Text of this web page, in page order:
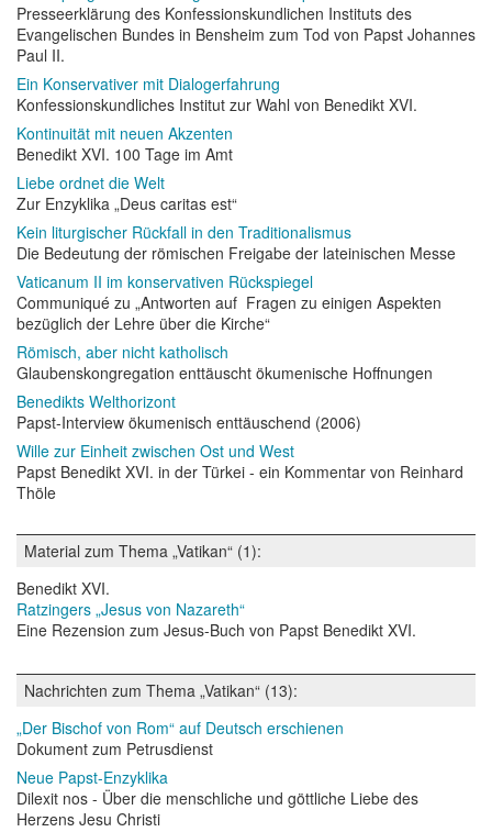
Presseerklärung des Konfessionskundlichen Instituts des
Evangelischen Bundes in Bensheim zum Tod von Papst Johannes
Paul II.
Ein Konservativer mit Dialogerfahrung
Konfessionskundliches Institut zur Wahl von Benedikt XVI.
Kontinuität mit neuen Akzenten
Benedikt XVI. 100 Tage im Amt
Liebe ordnet die Welt
Zur Enzyklika „Deus caritas est“
Kein liturgischer Rückfall in den Traditionalismus
Die Bedeutung der römischen Freigabe der lateinischen Messe
Vaticanum II im konservativen Rückspiegel
Communiqué zu „Antworten auf Fragen zu einigen Aspekten
bezüglich der Lehre über die Kirche“
Römisch, aber nicht katholisch
Glaubenskongregation enttäuscht ökumenische Hoffnungen
Benedikts Welthorizont
Papst-Interview ökumenisch enttäuschend (2006)
Wille zur Einheit zwischen Ost und West
Papst Benedikt XVI. in der Türkei - ein Kommentar von Reinhard
Thöle
Material zum Thema „Vatikan“ (1):
Benedikt XVI.
Ratzingers „Jesus von Nazareth“
Eine Rezension zum Jesus-Buch von Papst Benedikt XVI.
Nachrichten zum Thema „Vatikan“ (13):
„Der Bischof von Rom“ auf Deutsch erschienen
Dokument zum Petrusdienst
Neue Papst-Enzyklika
Dilexit nos - Über die menschliche und göttliche Liebe des
Herzens Jesu Christi